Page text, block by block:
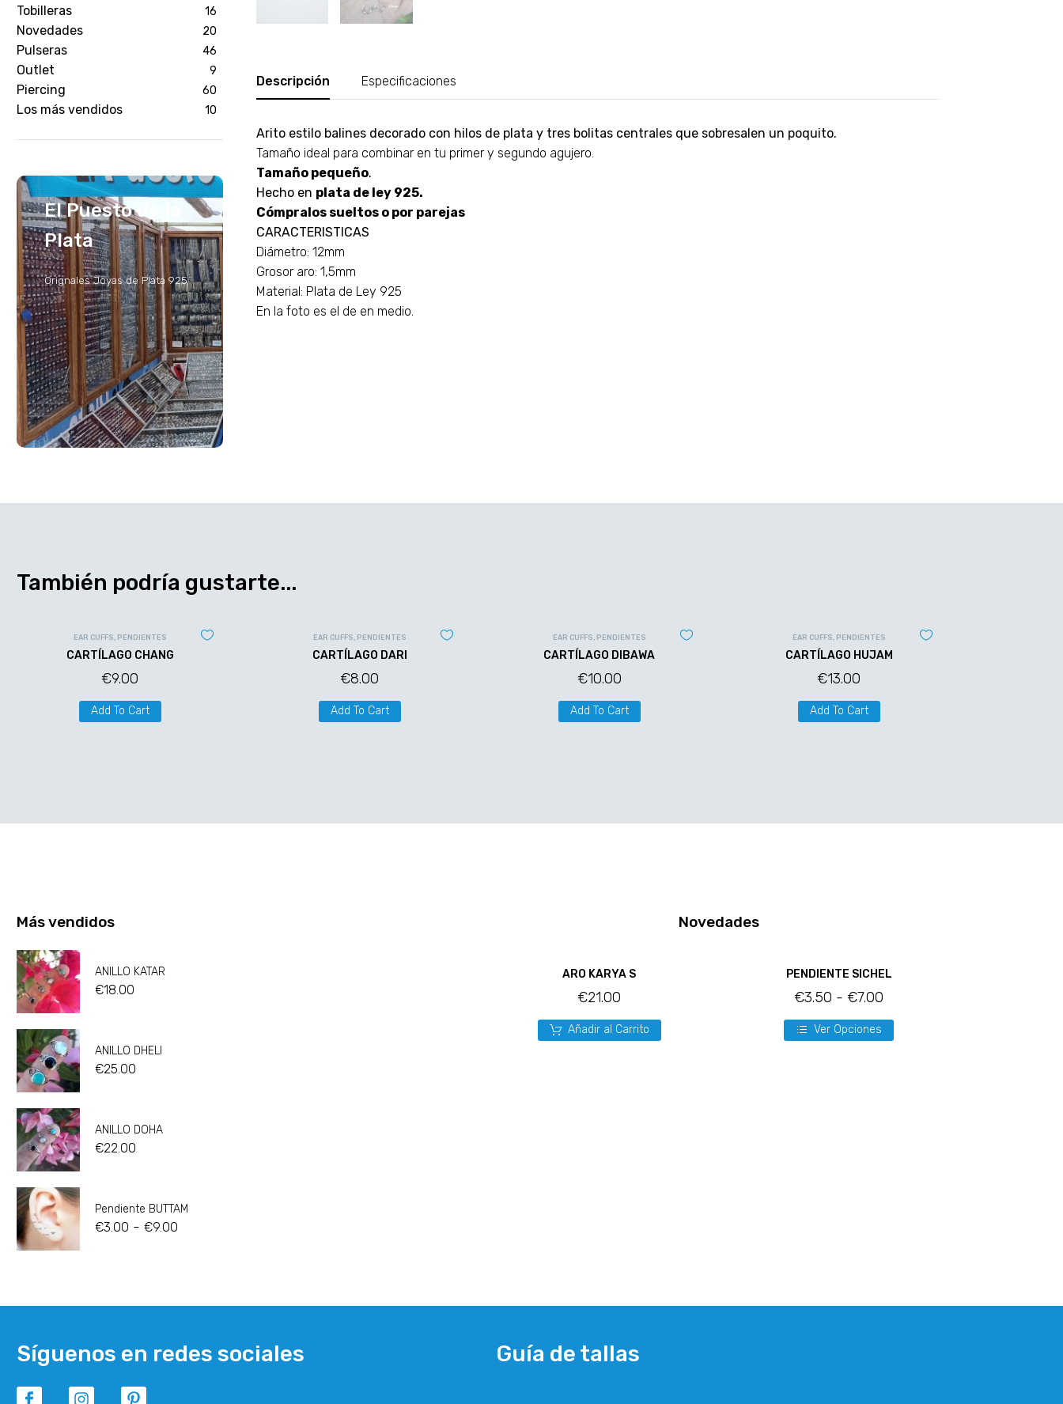
Tobilleras 16
Novedades 20
Pulseras 46
Outlet 9
Piercing 60
Los más vendidos 10
El Puesto de la
Plata
Orignales Joyas de Plata 925
Descripción Especificaciones
Arito estilo balines decorado con hilos de plata y tres bolitas centrales que sobresalen un poquito.
Tamaño ideal para combinar en tu primer y segundo agujero.
Tamaño pequeño.
Hecho en plata de ley 925.
Cómpralos sueltos o por parejas
CARACTERISTICAS
Diámetro: 12mm
Grosor aro: 1,5mm
Material: Plata de Ley 925
En la foto es el de en medio.
También podría gustarte...
EAR CUFFS, PENDIENTES
CARTÍLAGO CHANG
€9.00
Add To Cart
EAR CUFFS, PENDIENTES
CARTÍLAGO DARI
€8.00
Add To Cart
EAR CUFFS, PENDIENTES
CARTÍLAGO DIBAWA
€10.00
Add To Cart
EAR CUFFS, PENDIENTES
CARTÍLAGO HUJAM
€13.00
Add To Cart
Más vendidos
ANILLO KATAR
€18.00
ANILLO DHELI
€25.00
ANILLO DOHA
€22.00
Pendiente BUTTAM
€3.00 - €9.00
Novedades
ARO KARYA S
€21.00
Añadir al Carrito
PENDIENTE SICHEL
€3.50 - €7.00
Ver Opciones
Síguenos en redes sociales Guía de tallas